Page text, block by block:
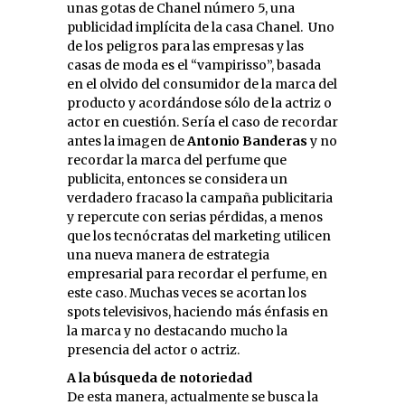
unas gotas de Chanel número 5, una
publicidad implícita de la casa Chanel. Uno
de los peligros para las empresas y las
casas de moda es el “vampirisso”, basada
en el olvido del consumidor de la marca del
producto y acordándose sólo de la actriz o
actor en cuestión. Sería el caso de recordar
antes la imagen deAntonio Banderasy no
recordar la marca del perfume que
publicita, entonces se considera un
verdadero fracaso la campaña publicitaria
y repercute con serias pérdidas, a menos
que los tecnócratas del marketing utilicen
una nueva manera de estrategia
empresarial para recordar el perfume, en
este caso. Muchas veces se acortan los
spots televisivos, haciendo más énfasis en
la marca y no destacando mucho la
presencia del actor o actriz.
A la búsqueda de notoriedad
De esta manera, actualmente se busca la